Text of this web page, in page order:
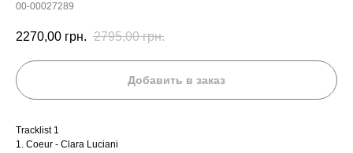
00-00027289
2270,00 грн. 2795,00 грн.
Добавить в заказ
Tracklist 1
1. Coeur - Clara Luciani